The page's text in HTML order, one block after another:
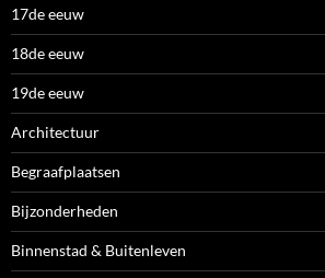
17de eeuw
18de eeuw
19de eeuw
Architectuur
Begraafplaatsen
Bijzonderheden
Binnenstad & Buitenleven